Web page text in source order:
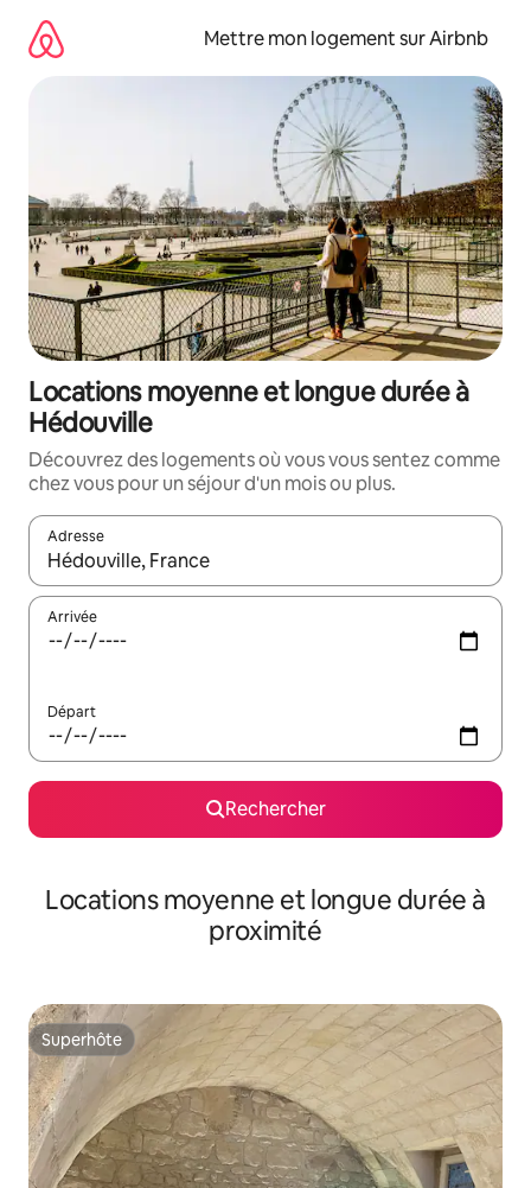
directement
Mettre mon logement sur Airbnb
Locations moyenne et longue durée à
Hédouville
Découvrez des logements où vous vous sentez comme
chez vous pour un séjour d'un mois ou plus.
Adresse
Lorsque les résultats s'affichent, utilisez les flèches vers le
Arrivée
Départ
Rechercher
Locations moyenne et longue durée à
proximité
Superhôte
Superhôte